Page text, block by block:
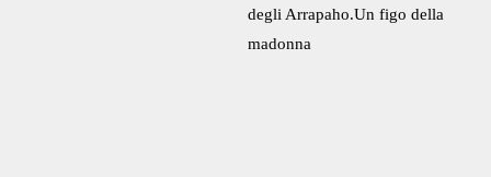
degli Arrapaho.Un figo della
madonna